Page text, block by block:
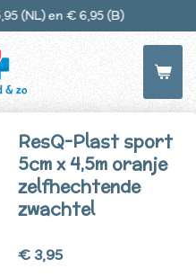
(NL) en € 6,95 (B)
ResQ-Plast sport
5cm x 4,5m oranje
zelfhechtende
zwachtel
€ 3,95